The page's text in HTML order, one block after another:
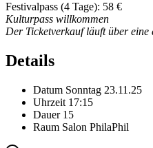
Festivalpass (4 Tage): 58 €
Kulturpass willkommen
Der Ticketverkauf läuft über eine
Details
Datum Sonntag 23.11.25
Uhrzeit 17:15
Dauer 15
Raum Salon PhilaPhil